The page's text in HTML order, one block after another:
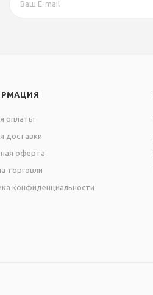
оплаты
доставки
оферта
торговли
конфиденциальности